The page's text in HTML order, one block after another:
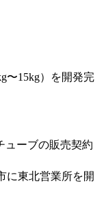
〜15kg）を開発完
ューブの販売契約
に東北営業所を開